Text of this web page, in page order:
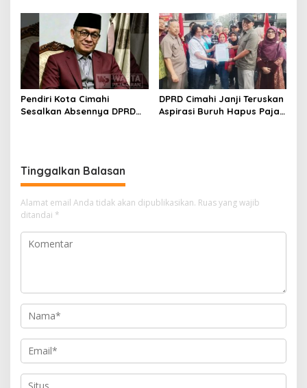
Legitimasi Parpol
Siap Tampung Dua Ribu
Siswa
Pendiri Kota Cimahi
Sesalkan Absennya DPRD
DPRD Cimahi Janji Teruskan
Aspirasi Buruh Hapus Pajak
Tinggalkan Balasan
Alamat email Anda tidak akan dipublikasikan. Ruas yang wajib
ditandai *